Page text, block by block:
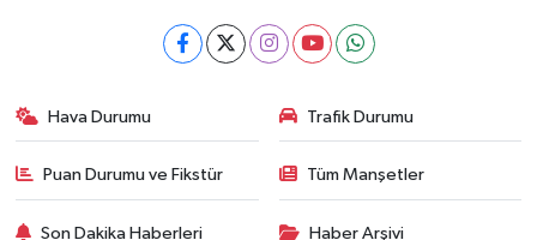
Hava Durumu Trafik Durumu
Puan Durumu ve Fikstür Tüm Manşetler
Son Dakika Haberleri Haber Arşivi